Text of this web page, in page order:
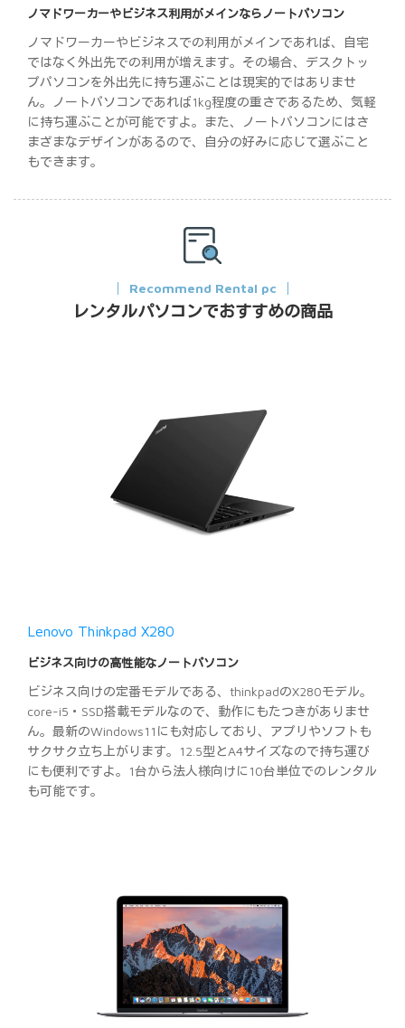
ノマドワーカーやビジネス利用がメインならノートパソコン
ノマドワーカーやビジネスでの利用がメインであれば、自宅
ではなく外出先での利用が増えます。その場合、デスクトッ
プパソコンを外出先に持ち運ぶことは現実的ではありませ
ん。ノートパソコンであれば1kg程度の重さであるため、気軽
に持ち運ぶことが可能ですよ。また、ノートパソコンにはさ
まざまなデザインがあるので、自分の好みに応じて選ぶこと
もできます。
Recommend Rental pc
レンタルパソコンでおすすめの商品
Lenovo Thinkpad X280
ビジネス向けの高性能なノートパソコン
ビジネス向けの定番モデルである、thinkpadのX280モデル。
core-i5・SSD搭載モデルなので、動作にもたつきがありませ
ん。最新のWindows11にも対応しており、アプリやソフトも
サクサク立ち上がります。12.5型とA4サイズなので持ち運び
にも便利ですよ。1台から法人様向けに10台単位でのレンタル
も可能です。